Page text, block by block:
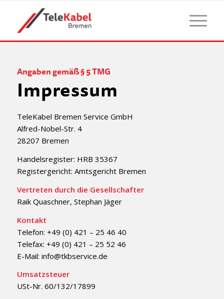
Angaben gemäß § 5 TMG
Impressum
TeleKabel Bremen Service GmbH
Alfred-Nobel-Str. 4
28207 Bremen
Handelsregister: HRB 35367
Registergericht: Amtsgericht Bremen
Vertreten durch die Gesellschafter
Raik Quaschner, Stephan Jäger
Kontakt
Telefon: +49 (0) 421 – 25 46 40
Telefax: +49 (0) 421 – 25 52 46
E-Mail: info@tkbservice.de
Umsatzsteuer
USt-Nr. 60/132/17899